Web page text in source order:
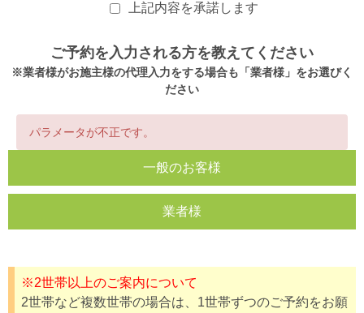
上記内容を承諾します
ご予約を入力される方を教えてください
※業者様がお施主様の代理入力をする場合も「業者様」をお選びく
ださい
パラメータが不正です。
一般のお客様
業者様
※2世帯以上のご案内について
2世帯など複数世帯の場合は、1世帯ずつのご予約をお願